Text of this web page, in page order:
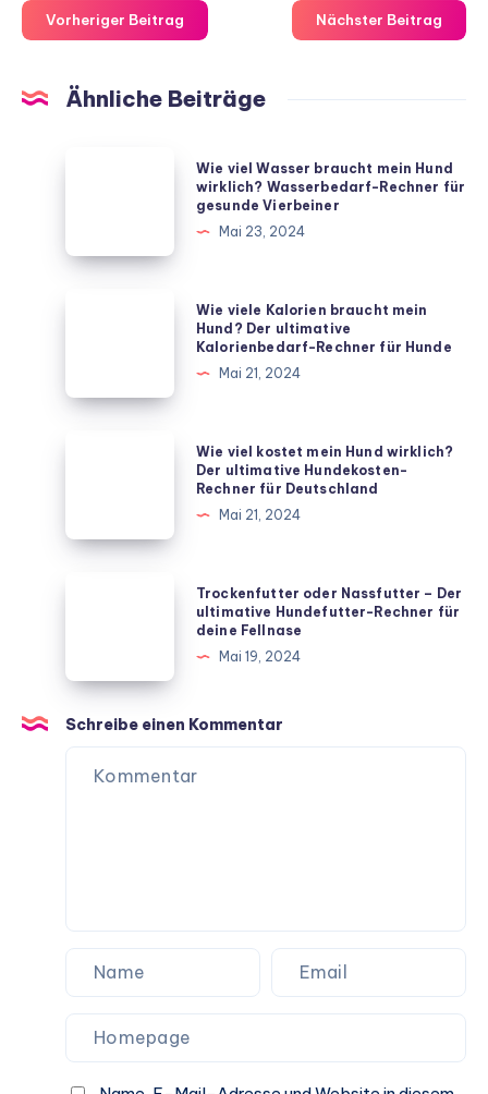
Vorheriger Beitrag Nächster Beitrag
Ähnliche Beiträge
mein
für
Wie viel Wasser braucht mein Hund
wirklich? Wasserbedarf-Rechner für
gesunde Vierbeiner
Mai 23, 2024
mein
Rechner
Wie viele Kalorien braucht mein
Hund? Der ultimative
Kalorienbedarf-Rechner für Hunde
Mai 21, 2024
Hund
Rechner
für
Wie viel kostet mein Hund wirklich?
Der ultimative Hundekosten-
Rechner für Deutschland
Mai 21, 2024
Der
ultimative
Hundefutter-
Rechner
Trockenfutter oder Nassfutter – Der
ultimative Hundefutter-Rechner für
deine Fellnase
Mai 19, 2024
Schreibe einen Kommentar